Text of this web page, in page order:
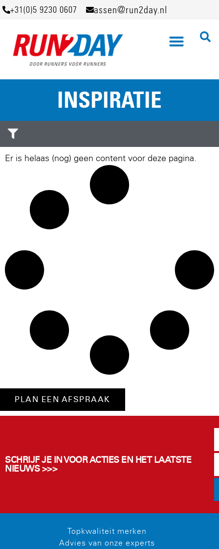
+31(0)5 9230 0607 assen@run2day.nl
INSPIRATIE
Er is helaas (nog) geen content voor deze pagina.
PLAN EEN AFSPRAAK
SCHRIJF JE IN VOOR ACTIES EN HET LAATSTE
NIEUWS >>>
Topkwaliteit merken
Advies van onze experts